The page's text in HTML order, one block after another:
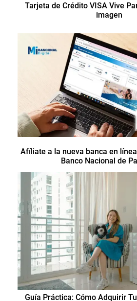
Tarjeta de Crédito VISA Vive
imagen
Afíliate a la nueva banca en
Banco Nacional de
Guía Práctica: Cómo Adquirir